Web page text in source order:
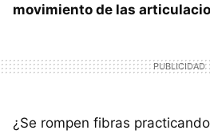
movimiento de las
¿Se rompen fibras